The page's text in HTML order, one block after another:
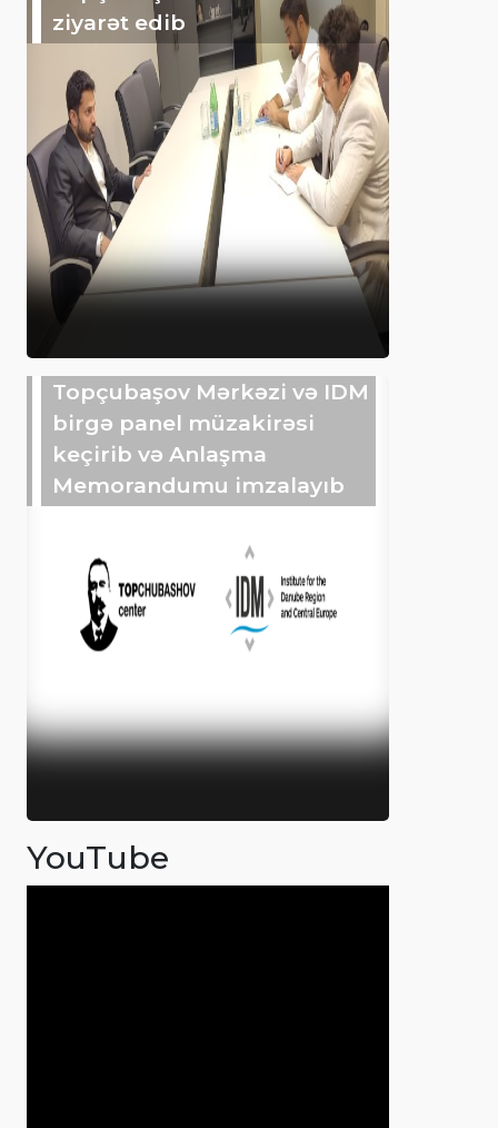
ziyarət edib
Topçubaşov Mərkəzi və IDM
birgə panel müzakirəsi
keçirib və Anlaşma
Memorandumu imzalayıb
YouTube